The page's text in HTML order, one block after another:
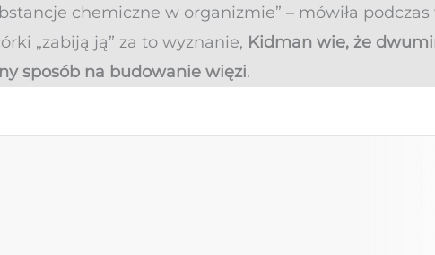
chemiczne w organizmie” – mówiła podczas
„zabiją ją” za to wyznanie, Kidman wie, że
sposób na budowanie więzi.